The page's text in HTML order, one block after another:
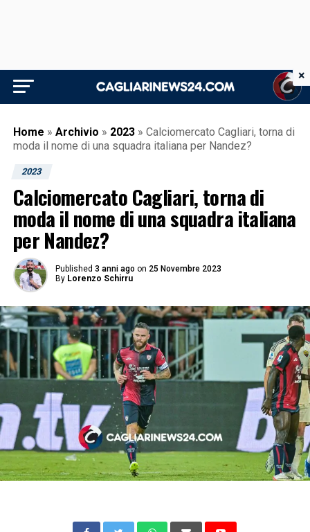
Home » Archivio » 2023 » Calciomercato Cagliari, torna di
moda il nome di una squadra italiana per Nandez?
2023
Calciomercato Cagliari, torna di
moda il nome di una squadra italiana
per Nandez?
Published 3 anni ago on 25 Novembre 2023
By Lorenzo Schirru
×